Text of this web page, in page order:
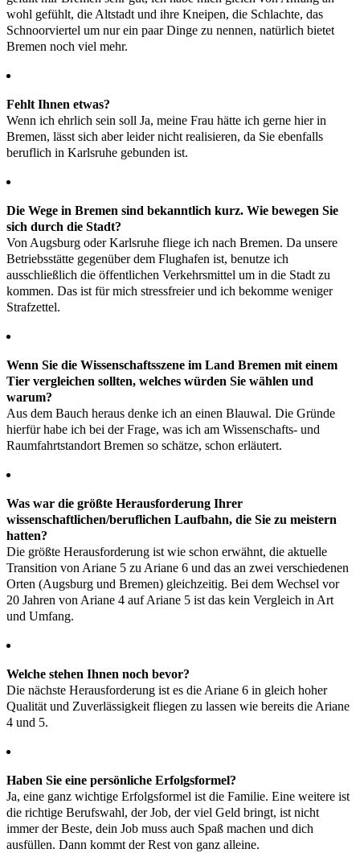
wohl gefühlt, die Altstadt und ihre Kneipen, die Schlachte, das
Schnoorviertel um nur ein paar Dinge zu nennen, natürlich bietet
Bremen noch viel mehr.
Fehlt Ihnen etwas?
Wenn ich ehrlich sein soll Ja, meine Frau hätte ich gerne hier in
Bremen, lässt sich aber leider nicht realisieren, da Sie ebenfalls
beruflich in Karlsruhe gebunden ist.
Die Wege in Bremen sind bekanntlich kurz. Wie bewegen Sie
sich durch die Stadt?
Von Augsburg oder Karlsruhe fliege ich nach Bremen. Da unsere
Betriebsstätte gegenüber dem Flughafen ist, benutze ich
ausschließlich die öffentlichen Verkehrsmittel um in die Stadt zu
kommen. Das ist für mich stressfreier und ich bekomme weniger
Strafzettel.
Wenn Sie die Wissenschaftsszene im Land Bremen mit einem
Tier vergleichen sollten, welches würden Sie wählen und
warum?
Aus dem Bauch heraus denke ich an einen Blauwal. Die Gründe
hierfür habe ich bei der Frage, was ich am Wissenschafts- und
Raumfahrtstandort Bremen so schätze, schon erläutert.
Was war die größte Herausforderung Ihrer
wissenschaftlichen/beruflichen Laufbahn, die Sie zu meistern
hatten?
Die größte Herausforderung ist wie schon erwähnt, die aktuelle
Transition von Ariane 5 zu Ariane 6 und das an zwei verschiedenen
Orten (Augsburg und Bremen) gleichzeitig. Bei dem Wechsel vor
20 Jahren von Ariane 4 auf Ariane 5 ist das kein Vergleich in Art
und Umfang.
Welche stehen Ihnen noch bevor?
Die nächste Herausforderung ist es die Ariane 6 in gleich hoher
Qualität und Zuverlässigkeit fliegen zu lassen wie bereits die Ariane
4 und 5.
Haben Sie eine persönliche Erfolgsformel?
Ja, eine ganz wichtige Erfolgsformel ist die Familie. Eine weitere ist
die richtige Berufswahl, der Job, der viel Geld bringt, ist nicht
immer der Beste, dein Job muss auch Spaß machen und dich
ausfüllen. Dann kommt der Rest von ganz alleine.